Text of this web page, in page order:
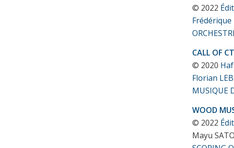
© 2022
Frédérique
CALL OF
© 2020
Florian
MUSIQUE
WOOD
© 2022
Mayu